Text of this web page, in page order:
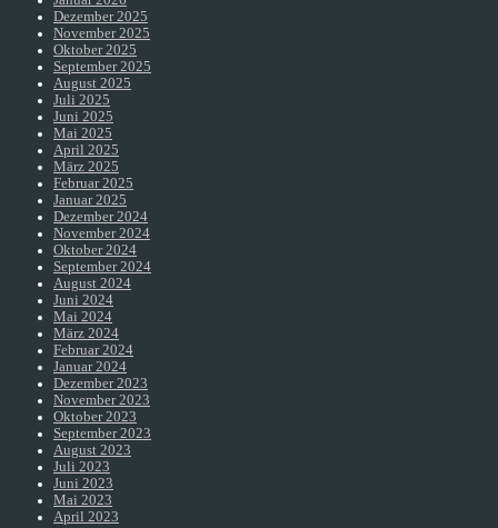
Dezember 2025
November 2025
Oktober 2025
September 2025
August 2025
Juli 2025
Juni 2025
Mai 2025
April 2025
März 2025
Februar 2025
Januar 2025
Dezember 2024
November 2024
Oktober 2024
September 2024
August 2024
Juni 2024
Mai 2024
März 2024
Februar 2024
Januar 2024
Dezember 2023
November 2023
Oktober 2023
September 2023
August 2023
Juli 2023
Juni 2023
Mai 2023
April 2023